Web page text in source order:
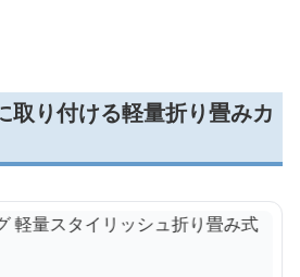
取り付ける軽量折り畳みカ